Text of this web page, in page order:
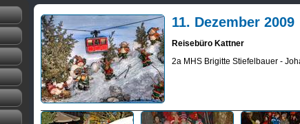
11. Dezember 2009
Reisebüro Kattner
2a MHS Brigitte Stiefelbauer -